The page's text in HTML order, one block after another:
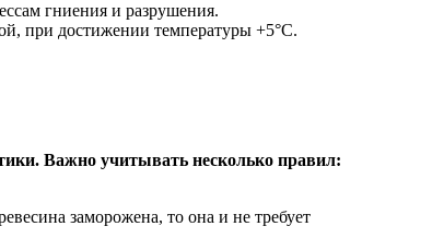
гниения и разрушения.
при достижении температуры +5°С.
Важно учитывать несколько правил:
заморожена, то она и не требует